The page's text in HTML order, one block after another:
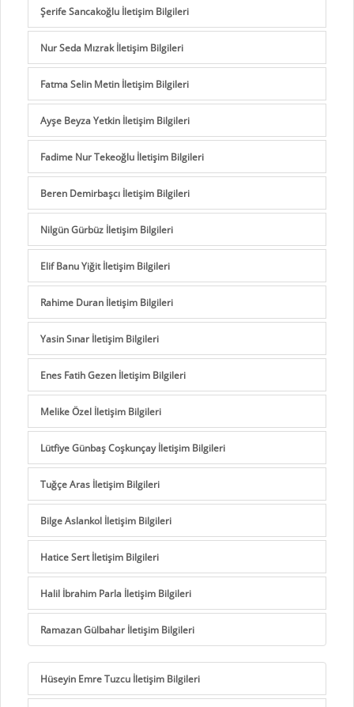
Şerife Sancakoğlu İletişim Bilgileri
Nur Seda Mızrak İletişim Bilgileri
Fatma Selin Metin İletişim Bilgileri
Ayşe Beyza Yetkin İletişim Bilgileri
Fadime Nur Tekeoğlu İletişim Bilgileri
Beren Demirbaşcı İletişim Bilgileri
Nilgün Gürbüz İletişim Bilgileri
Elif Banu Yiğit İletişim Bilgileri
Rahime Duran İletişim Bilgileri
Yasin Sınar İletişim Bilgileri
Enes Fatih Gezen İletişim Bilgileri
Melike Özel İletişim Bilgileri
Lütfiye Günbaş Coşkunçay İletişim Bilgileri
Tuğçe Aras İletişim Bilgileri
Bilge Aslankol İletişim Bilgileri
Hatice Sert İletişim Bilgileri
Halil İbrahim Parla İletişim Bilgileri
Ramazan Gülbahar İletişim Bilgileri
Hüseyin Emre Tuzcu İletişim Bilgileri